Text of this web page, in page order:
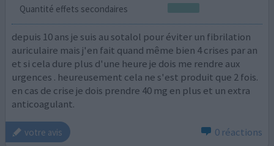
Quantité effets secondaires
depuis 10 ans je suis au sotalol pour éviter un fibrilation
auriculaire mais j'en fait quand même bien 4 crises par an
et si cela dure plus d'une heure je dois me rendre aux
urgences . heureusement cela ne s'est produit que 2 fois.
en cas de crise je dois prendre 40 mg en plus et un extra
anticoagulant.
votre avis 0 réactions